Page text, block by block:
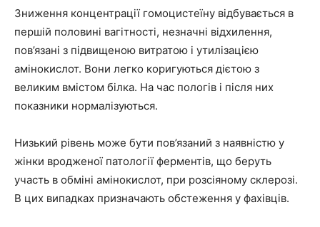
Зниження концентрації гомоцистеїну відбувається в
першій половині вагітності, незначні відхилення,
пов’язані з підвищеною витратою і утилізацією
амінокислот. Вони легко коригуються дієтою з
великим вмістом білка. На час пологів і після них
показники нормалізуються.
Низький рівень може бути пов’язаний з наявністю у
жінки вродженої патології ферментів, що беруть
участь в обміні амінокислот, при розсіяному склерозі.
В цих випадках призначають обстеження у фахівців.